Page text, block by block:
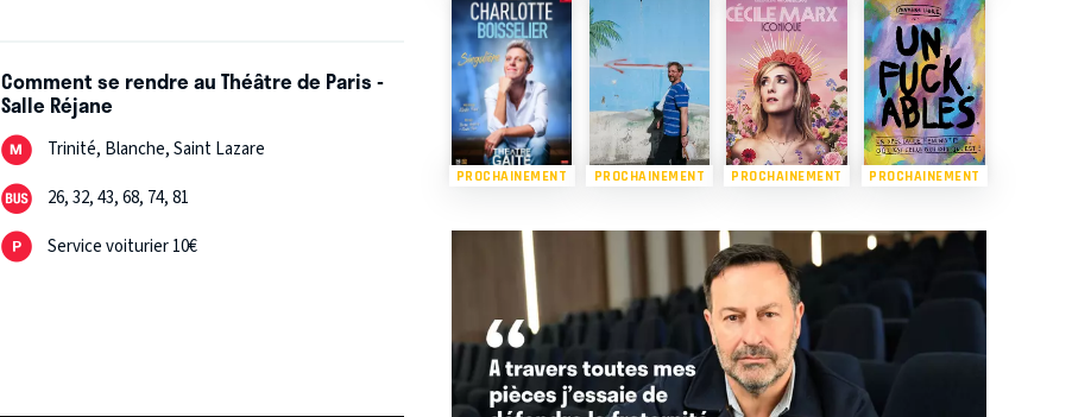
Comment se rendre au Théâtre de Paris -
Salle Réjane
Trinité, Blanche, Saint Lazare
26, 32, 43, 68, 74, 81
Service voiturier 10€
PROCHAINEMENT PROCHAINEMENT PROCHAINEMENT PROCHAINEMENT